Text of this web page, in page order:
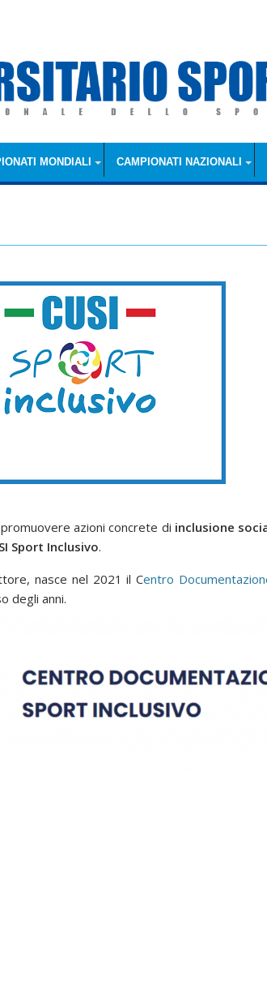
MONDIALI CAMPIONATI NAZIONALI
azioni concrete di inclusione
Sport Inclusivo.
nasce nel 2021 il Centro
degli anni.